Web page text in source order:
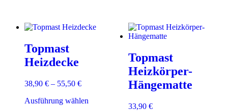
Varianten
gewählt
Topmast
Heizdecke
38,90 € – 55,50 €
Ausführung wählen
Topmast
Heizkörper-
Hängematte
33,90 €